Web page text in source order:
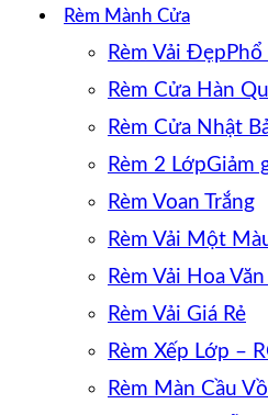
Rèm Mành Cửa
Rèm Vải Đẹp
Rèm Cửa Hàn
Rèm Cửa Nhật
Rèm 2 Lớp
Rèm Voan Trắng
Rèm Vải Một
Rèm Vải Hoa
Rèm Vải Giá Rẻ
Rèm Xếp Lớp –
Rèm Màn Cầu